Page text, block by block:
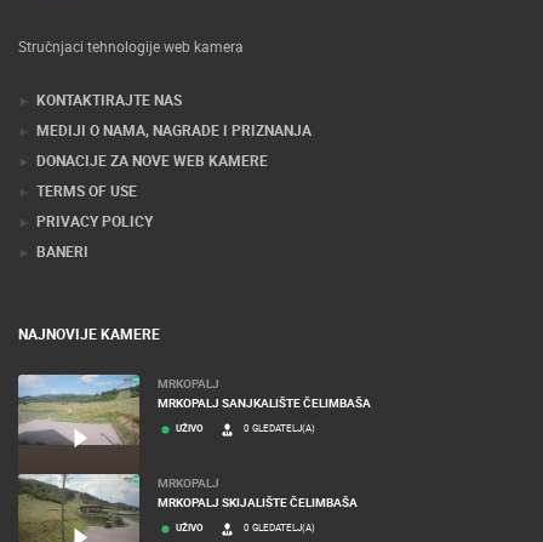
Stručnjaci tehnologije web kamera
KONTAKTIRAJTE NAS
MEDIJI O NAMA, NAGRADE I PRIZNANJA
DONACIJE ZA NOVE WEB KAMERE
TERMS OF USE
PRIVACY POLICY
BANERI
NAJNOVIJE KAMERE
MRKOPALJ
MRKOPALJ SANJKALIŠTE ČELIMBAŠA
UŽIVO 0 GLEDATELJ(A)
MRKOPALJ
MRKOPALJ SKIJALIŠTE ČELIMBAŠA
UŽIVO 0 GLEDATELJ(A)